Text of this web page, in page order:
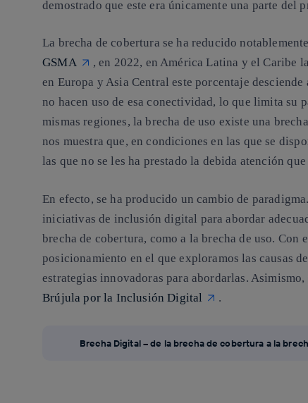
demostrado que este era únicamente una parte del
La brecha de cobertura se ha reducido
GSMA
, en 2022, en América Latina y el Caribe
en Europa y Asia Central este porcentaje
no hacen uso de esa conectividad, lo que limita su
mismas regiones, la brecha de uso existe una
nos muestra que, en condiciones en las que se
las que no se les ha prestado la debida atención
En efecto, se ha producido un cambio de
iniciativas de inclusión digital para abordar
brecha de cobertura, como a la brecha de uso. Con
posicionamiento en el que exploramos las causas
estrategias innovadoras para abordarlas.
Brújula por la Inclusión Digital
.
Brecha Digital – de la brecha de cobertura a la